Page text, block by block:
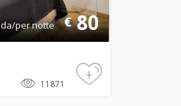
€80
da/per notte
11871
+